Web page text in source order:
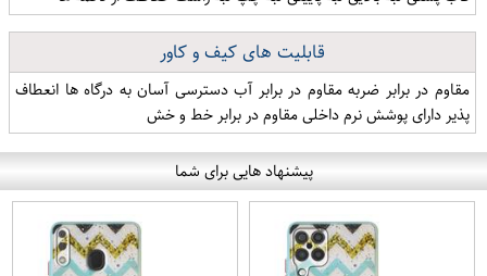
قابلیت های کیف و کاور
مقاوم در برابر ضربه مقاوم در برابر آب دسترسی آسان به درگاه ها انعطاف
پذیر دارای پوشش نرم داخلی مقاوم در برابر خط و خش
پیشنهاد هایی برای شما